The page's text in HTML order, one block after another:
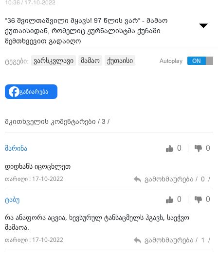
10:36 / 17-10-2022
“36 შვილთაშვილი მყავს! 97 წლის ვარ“ - მამაო
ქუთაისიდან, რომელიც ჟურნალისტმა ქუჩაში
შემთხვევით გადაიღო
ვიდეო: Dantesi Photography
ტეგები: ვარსკვლავი მამაო ქუთაისი Autoplay
გაზიარება
მკითხველის კომენტარები / 3 /
მარინა 0 0
დიდხანს იცოცხლეთ
თარიღი : 17-10-2022 გამოხმაურება / 0 /
ტაბუ 0 0
რა ანაფორა აცვია, ხევსურულ ტანსაცმელს ჰგავს, საეჭვო
მამაოა.
თარიღი : 17-10-2022 გამოხმაურება / 1 /